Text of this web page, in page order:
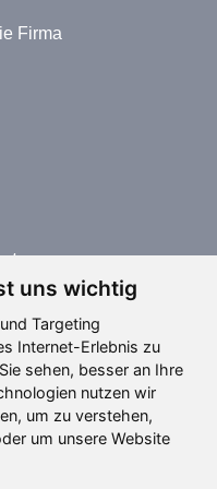
uns wichtig
Targeting
Internet-Erlebnis zu
sehen, besser an Ihre
nutzen wir
um zu verstehen,
um unsere Website
Firma